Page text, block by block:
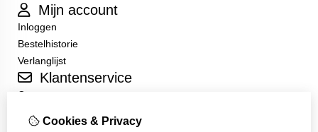
Mijn account
Inloggen
Bestelhistorie
Verlanglijst
Klantenservice
Contact
Algemene Voorwaarden
Cookies & Privacy